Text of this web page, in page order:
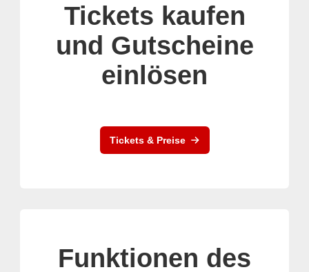
Tickets kaufen
und Gutscheine
einlösen
Tickets & Preise
Funktionen des